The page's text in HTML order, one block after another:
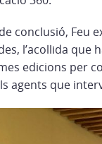
conclusió, Feu
l’acollida que
edicions per
agents que